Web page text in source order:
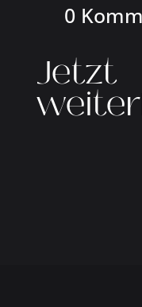
0
Jetzt